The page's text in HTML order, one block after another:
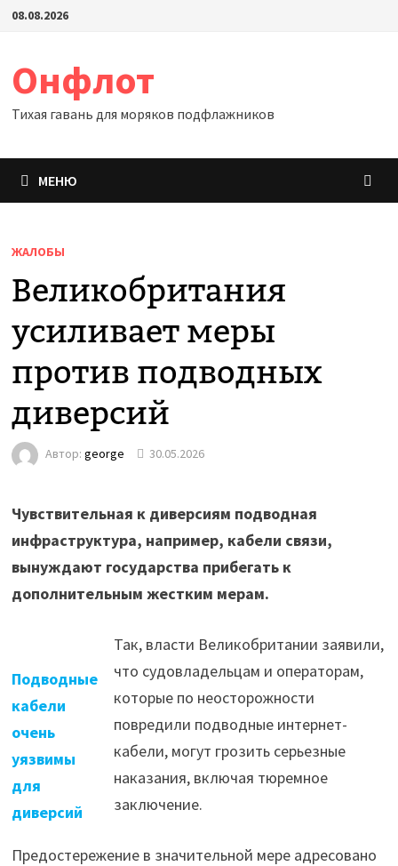
Перейти
08.08.2026
Онфлот
Тихая гавань для моряков подфлажников
МЕНЮ
ЖАЛОБЫ
Великобритания
усиливает меры
против подводных
диверсий
Автор: george 30.05.2026
Чувствительная к диверсиям подводная
инфраструктура, например, кабели связи,
вынуждают государства прибегать к
дополнительным жестким мерам.
Подводные
кабели
очень
уязвимы
для
диверсий
Так, власти Великобритании заявили,
что судовладельцам и операторам,
которые по неосторожности
повредили подводные интернет-
кабели, могут грозить серьезные
наказания, включая тюремное
заключение.
Предостережение в значительной мере адресовано